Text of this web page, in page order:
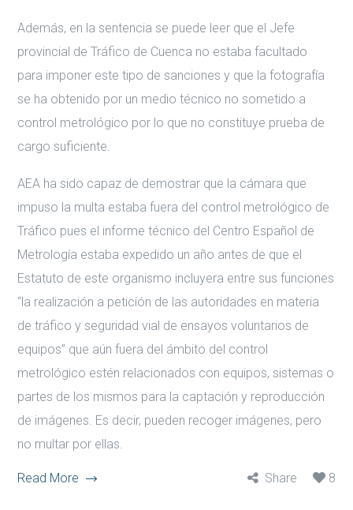
Además, en la sentencia se puede leer que el Jefe
provincial de Tráfico de Cuenca no estaba facultado
para imponer este tipo de sanciones y que la fotografía
se ha obtenido por un medio técnico no sometido a
control metrológico por lo que no constituye prueba de
cargo suficiente.
AEA ha sido capaz de demostrar que la cámara que
impuso la multa estaba fuera del control metrológico de
Tráfico pues el informe técnico del Centro Español de
Metrología estaba expedido un año antes de que el
Estatuto de este organismo incluyera entre sus funciones
“la realización a petición de las autoridades en materia
de tráfico y seguridad vial de ensayos voluntarios de
equipos” que aún fuera del ámbito del control
metrológico estén relacionados con equipos, sistemas o
partes de los mismos para la captación y reproducción
de imágenes. Es decir, pueden recoger imágenes, pero
no multar por ellas.
Read More Share 8